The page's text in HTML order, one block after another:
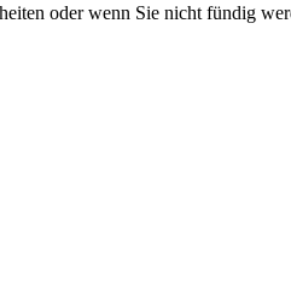
oder wenn Sie nicht fündig